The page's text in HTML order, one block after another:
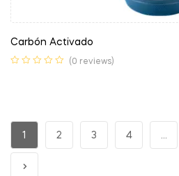
Carbón Activado
(0 reviews)
1 2 3 4 …